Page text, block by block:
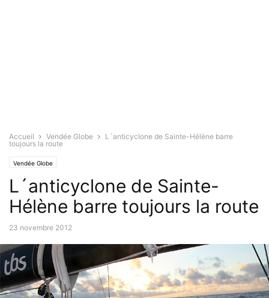
Accueil Vendée Globe
L´anticyclone de Sainte-Hélène barre
toujours la route
Vendée Globe
L´anticyclone de Sainte-
Hélène barre toujours la route
23 novembre 2012